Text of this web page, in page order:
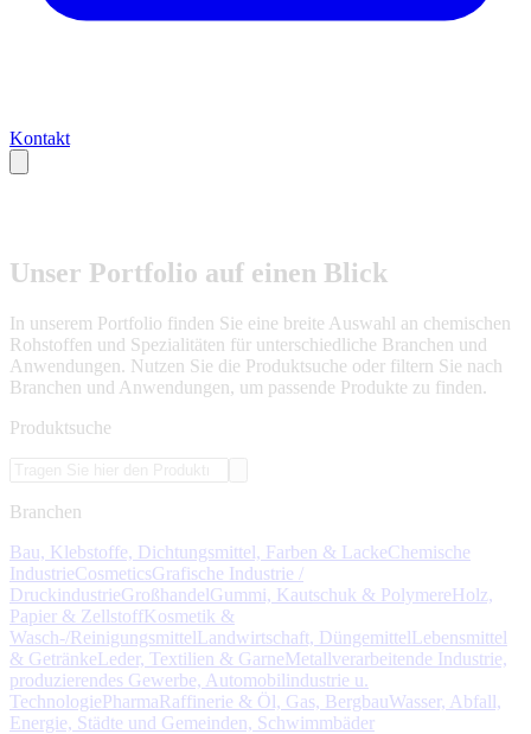
Kontakt
Unser Portfolio auf einen Blick
In unserem Portfolio finden Sie eine breite Auswahl an chemischen
Rohstoffen und Spezialitäten für unterschiedliche Branchen und
Anwendungen. Nutzen Sie die Produktsuche oder filtern Sie nach
Branchen und Anwendungen, um passende Produkte zu finden.
Produktsuche
Branchen
Bau, Klebstoffe, Dichtungsmittel, Farben & LackeChemische
IndustrieCosmeticsGrafische Industrie /
DruckindustrieGroßhandelGummi, Kautschuk & PolymereHolz,
Papier & ZellstoffKosmetik &
Wasch-/ReinigungsmittelLandwirtschaft, DüngemittelLebensmittel
& GetränkeLeder, Textilien & GarneMetallverarbeitende Industrie,
produzierendes Gewerbe, Automobilindustrie u.
TechnologiePharmaRaffinerie & Öl, Gas, BergbauWasser, Abfall,
Energie, Städte und Gemeinden, Schwimmbäder